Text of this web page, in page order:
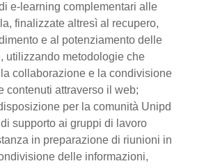
e-learning complementari alle
finalizzate altresì al recupero,
e al potenziamento delle
utilizzando metodologie che
collaborazione e la condivisione
contenuti attraverso il web;
per la comunità Unipd
supporto ai gruppi di lavoro
in preparazione di riunioni in
delle informazioni,